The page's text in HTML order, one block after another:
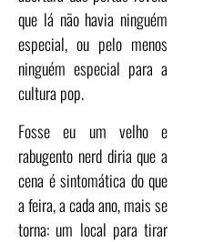
que lá não havia ninguém
especial, ou pelo menos
ninguém especial para a
cultura pop.
Fosse eu um velho e
rabugento nerd diria que a
cena é sintomática do que
a feira, a cada ano, mais se
torna: um local para tirar